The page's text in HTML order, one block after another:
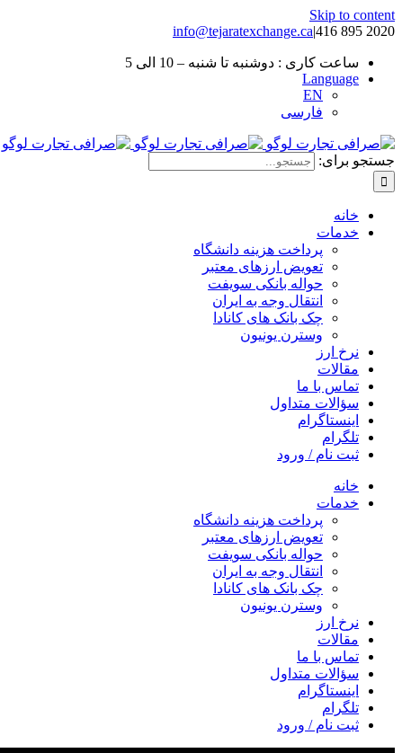
Skip to content
2020 895 416
|
info@tejaratexchange.ca
ساعت کاری : دوشنبه تا شنبه – 10 الی 5
Language
EN
فارسی
جستجو برای:
خانه
خدمات
پرداخت هزینه دانشگاه
تعویض ارزهای معتبر
حواله بانکی سویفت
انتقال وجه به ایران
چک بانک های کانادا
وسترن یونیون
نرخ ارز
مقالات
تماس با ما
سؤالات متداول
اینستاگرام
تلگرام
ثبت نام / ورود
خانه
خدمات
پرداخت هزینه دانشگاه
تعویض ارزهای معتبر
حواله بانکی سویفت
انتقال وجه به ایران
چک بانک های کانادا
وسترن یونیون
نرخ ارز
مقالات
تماس با ما
سؤالات متداول
اینستاگرام
تلگرام
ثبت نام / ورود